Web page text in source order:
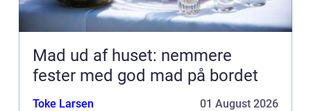
Mad ud af huset: nemmere
fester med god mad på bordet
Toke Larsen 01 August 2026